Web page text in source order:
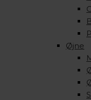
Øjne